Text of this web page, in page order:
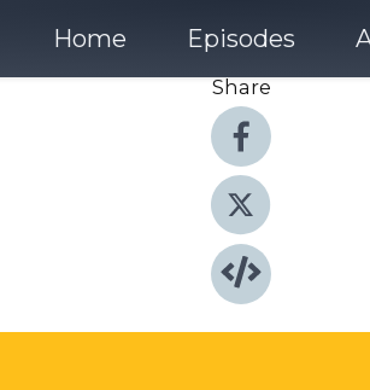
Home Episodes
Share